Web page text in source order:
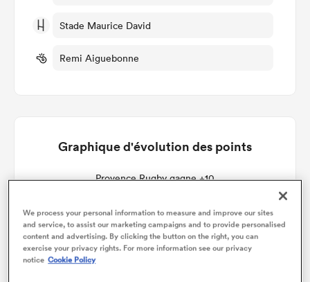
Stade Maurice David
Remi Aiguebonne
Graphique d'évolution des points
Provence Rugby gagne +10
We process your personal information to measure and improve our sites
and service, to assist our marketing campaigns and to provide personalised
content and advertising. By clicking the button on the right, you can
exercise your privacy rights. For more information see our privacy
notice Cookie Policy